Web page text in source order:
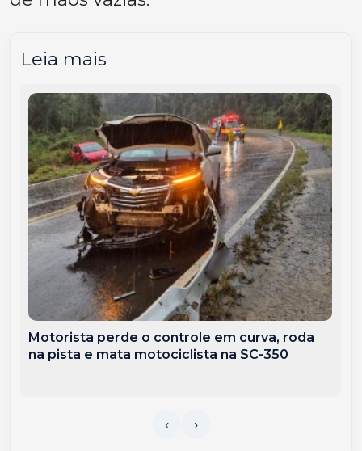
Leia mais
Motorista perde o controle em curva, roda
na pista e mata motociclista na SC-350